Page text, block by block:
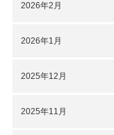
2026年2月
2026年1月
2025年12月
2025年11月